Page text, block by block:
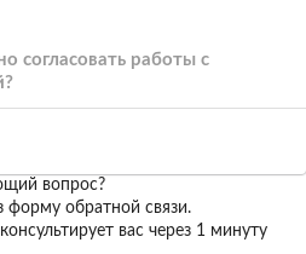
согласовать работы с
вопрос?
форму обратной связи.
вас через 1 минуту